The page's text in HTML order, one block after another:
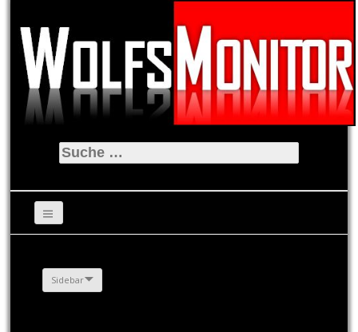
Suche
nach:
Sidebar